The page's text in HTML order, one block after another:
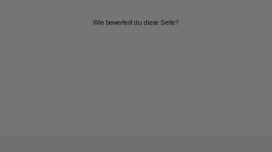
Wie bewertest du diese Seite?